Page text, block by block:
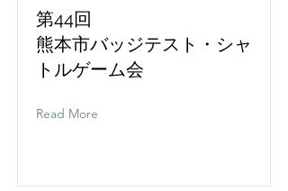
第44回
熊本市バッジテスト・シャ
トルゲーム会
Read More